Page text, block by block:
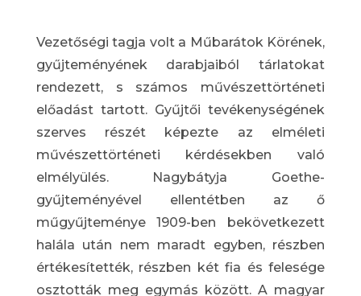
Vezetőségi tagja volt a Műbarátok Körének,
gyűjteményének darabjaiból tárlatokat
rendezett, s számos művészettörténeti
előadást tartott. Gyűjtői tevékenységének
szerves részét képezte az elméleti
művészettörténeti kérdésekben való
elmélyülés. Nagybátyja Goethe-
gyűjteményével ellentétben az ő
műgyűjteménye 1909-ben bekövetkezett
halála után nem maradt egyben, részben
értékesítették, részben két fia és felesége
osztották meg egymás között. A magyar